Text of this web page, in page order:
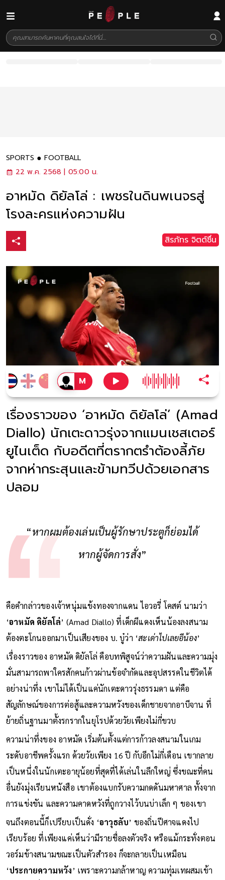
SPORTS
FOOTBALL
22 พ.ค. 2568 | 05:00 น.
อาหมัด ดิยัลโล่ : เพชรในดินพเนจรสู่
โรงละครแห่งความฝัน
สิรภัทร จิตต์ชื่น
เรื่องราวของ ‘อาหมัด ดิยัลโล่’ (Amad
Diallo) นักเตะดาวรุ่งจากแมนเชสเตอร์
ยูไนเต็ด กับอดีตที่ตรากตรำต้องลี้ภัย
จากห่ากระสุนและข้ามทวีปด้วยเอกสาร
ปลอม
“หากผมต้องเล่นเป็นผู้รักษาประตูก็ย่อมได้
หากผู้จัดการสั่ง”
คือคำกล่าวของเจ้าหนุ่มแข้งทองจากแดน ไอวอรี่ โคสต์ นามว่า
‘อาหมัด ดิยัลโล่’ (Amad Diallo) ที่เด็กผีแดงเห็นน้องลงสนาม
ต้องตะโกนออกมาเป็นเสียงของ บ. บู๋ว่า ‘สะเด่าไปเลยอีน้อง’
เรื่องราวของ อาหมัด ดิยัลโล่ คือบทพิสูจน์ว่าความฝันและความมุ่ง
มั่นสามารถพาใครสักคนก้าวผ่านข้อจำกัดและอุปสรรคในชีวิตได้
อย่างน่าทึ่ง เขาไม่ได้เป็นแค่นักเตะดาวรุ่งธรรมดา แต่คือ
สัญลักษณ์ของการต่อสู้และความหวังของเด็กชายจากอาบีจาน ที่
ย้ายถิ่นฐานมาตั้งรกรากในยุโรปด้วยวัยเพียงไม่กี่ขวบ
ความน่าทึ่งของ อาหมัด เริ่มต้นตั้งแต่การก้าวลงสนามในเกม
ระดับอาชีพครั้งแรก ด้วยวัยเพียง 16 ปี กับอีกไม่กี่เดือน เขากลาย
เป็นหนึ่งในนักเตะอายุน้อยที่สุดที่ได้เล่นในลีกใหญ่ ซึ่งขณะที่คน
อื่นยังมุ่งเรียนหนังสือ เขาต้องแบกรับความกดดันมหาศาล ทั้งจาก
การแข่งขัน และความคาดหวังที่ถูกวางไว้บนบ่าเล็ก ๆ ของเขา
จนถึงตอนนี้ก็เปรียบเป็นดั่ง ‘อาวุธลับ’ ของถิ่นปีศาจแดงไป
เรียบร้อย ที่เพียงแค่เห็นว่ามีรายชื่อลงตัวจริง หรือแม้กระทั่งตอน
วอร์มข้างสนามขณะเป็นตัวสำรอง ก็จะกลายเป็นเหมือน
‘ประกายความหวัง’ เพราะความกล้าหาญ ความทุ่มเทผสมเข้า